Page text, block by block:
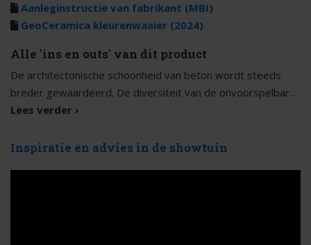
Aanleginstructie van fabrikant (MBI)
GeoCeramica kleurenwaaier (2024)
Alle 'ins en outs' van dit product
De architectonische schoonheid van beton wordt steeds
breder gewaardeerd. De diversiteit van de onvoorspelbare,
zachte patronen is ongekend. De Evoque lijn biedt precies
Lees verder ›
Inspiratie en advies in de showtuin